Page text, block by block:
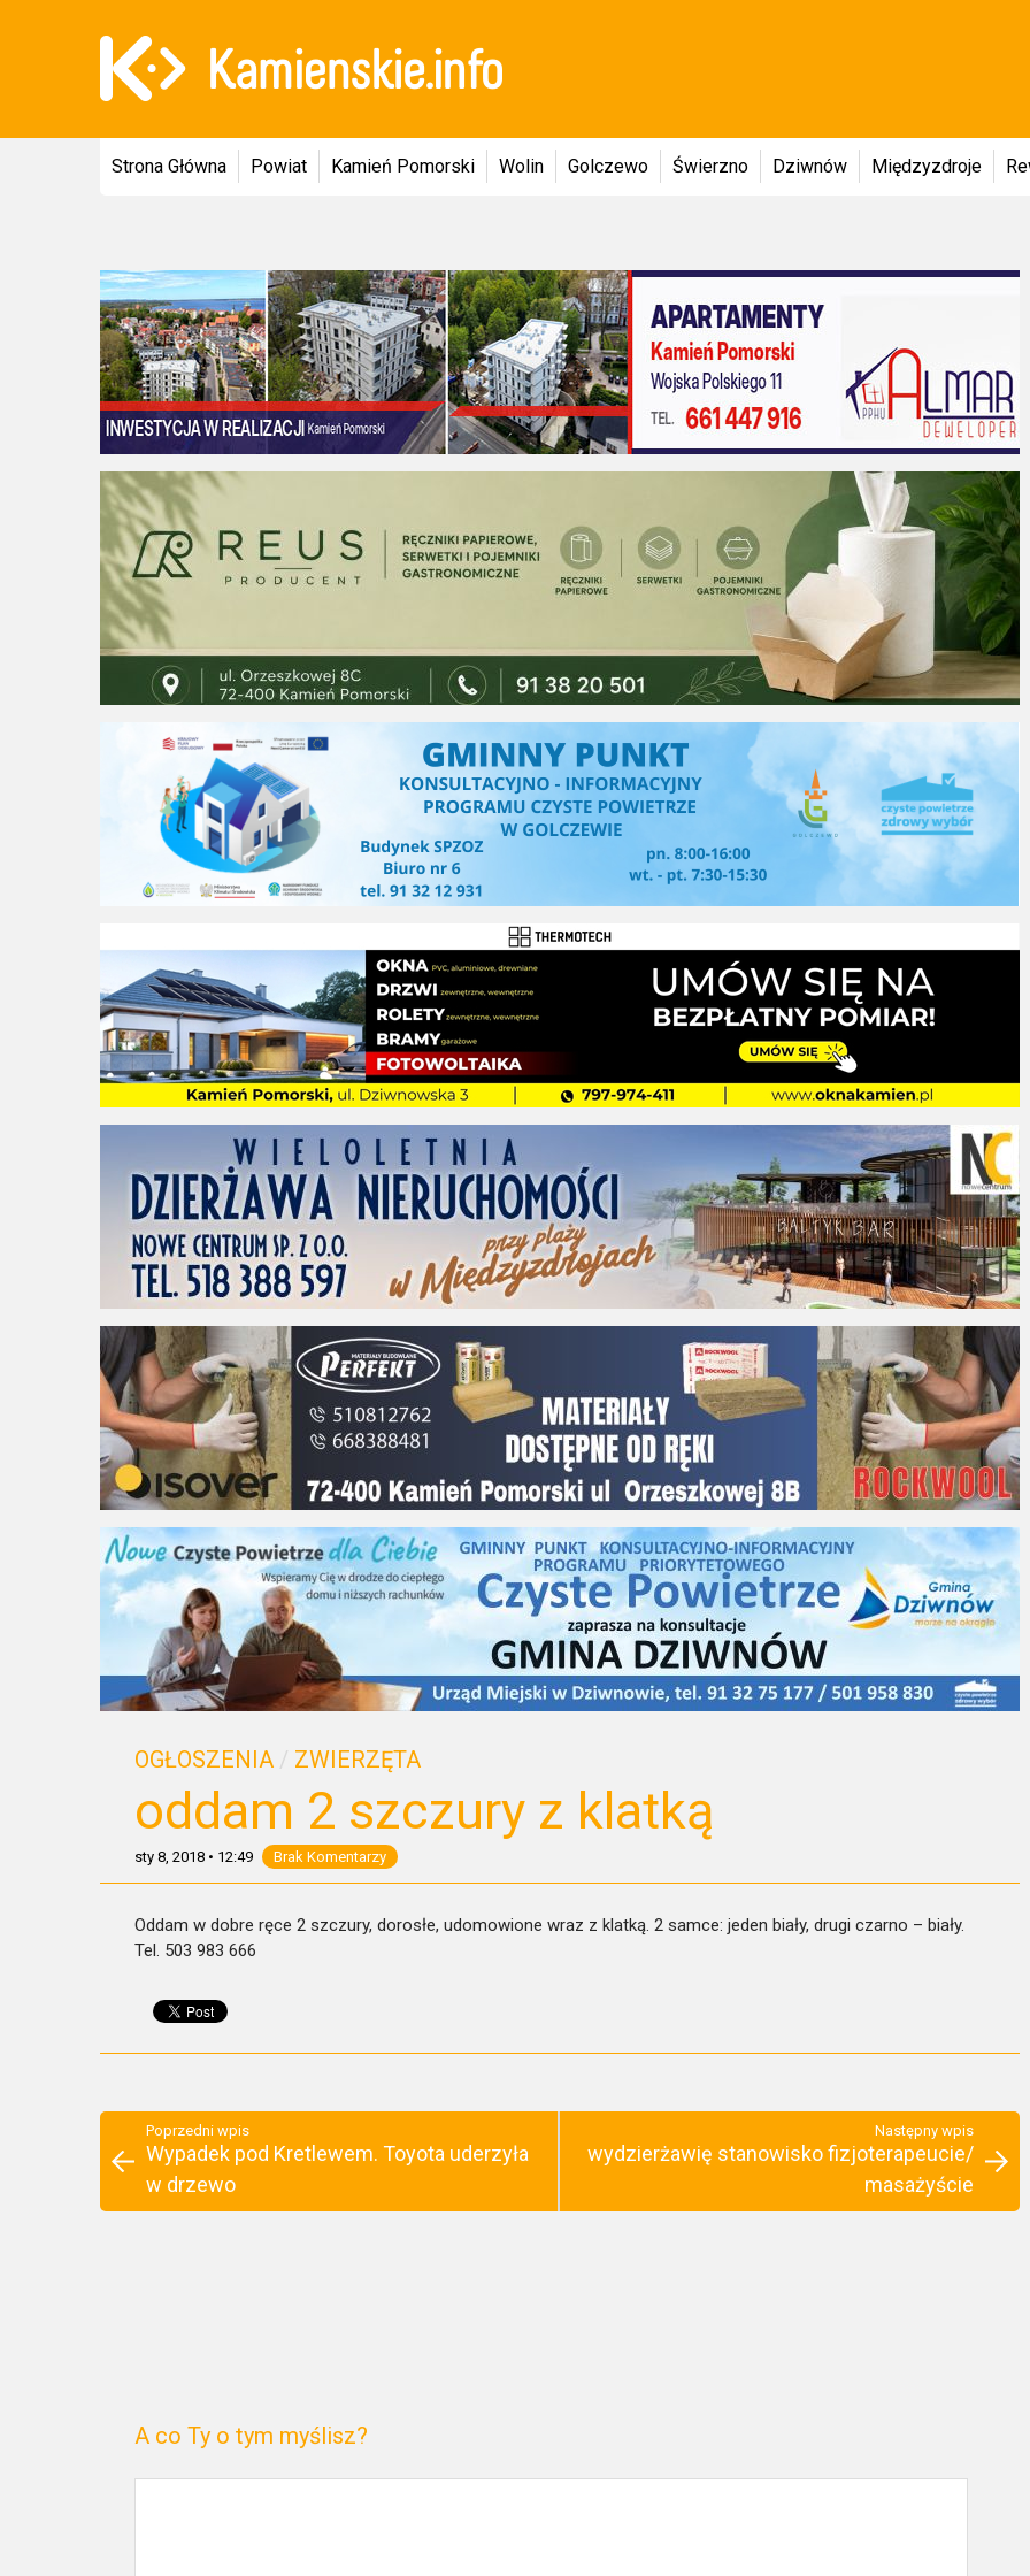
Strona Główna Powiat Kamień Pomorski Wolin Golczewo Świerzno Dziwnów Międzyzdroje
OGŁOSZENIA / ZWIERZĘTA
oddam 2 szczury z klatką
sty 8, 2018 • 12:49 Brak Komentarzy
Oddam w dobre ręce 2 szczury, dorosłe, udomowione wraz z klatką. 2 samce: jeden biały, drugi czarno – biały.
Tel. 503 983 666
Poprzedni wpis
Wypadek pod Kretlewem. Toyota uderzyła
w drzewo
Następny wpis
wydzierżawię stanowisko fizjoterapeucie/
masażyście
A co Ty o tym myślisz?